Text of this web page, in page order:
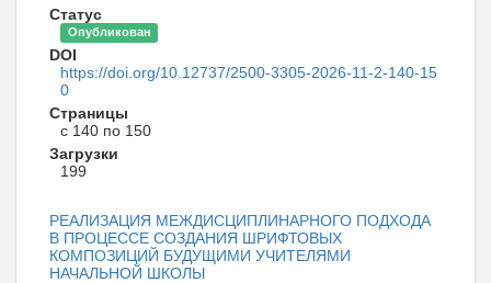
Статус
Опубликован
DOI
https://doi.org/10.12737/2500-3305-2026-11-2-140-15
0
Страницы
с 140 по 150
Загрузки
199
РЕАЛИЗАЦИЯ МЕЖДИСЦИПЛИНАРНОГО ПОДХОДА
В ПРОЦЕССЕ СОЗДАНИЯ ШРИФТОВЫХ
КОМПОЗИЦИЙ БУДУЩИМИ УЧИТЕЛЯМИ
НАЧАЛЬНОЙ ШКОЛЫ